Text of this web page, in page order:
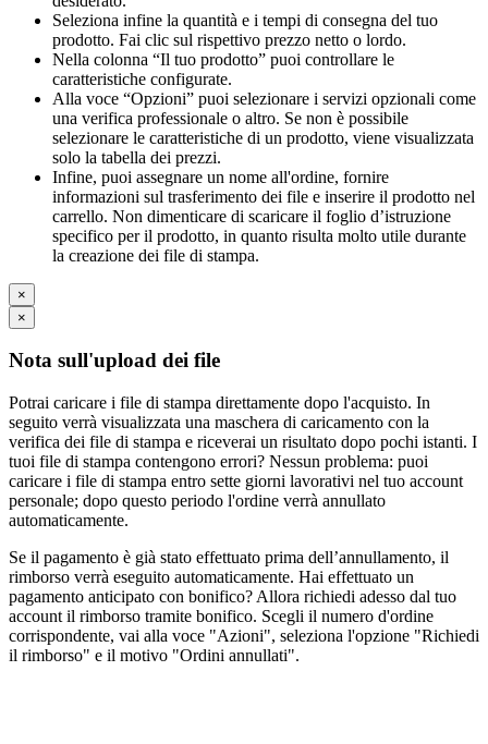
Seleziona infine la quantità e i tempi di consegna del tuo
prodotto. Fai clic sul rispettivo prezzo netto o lordo.
Nella colonna “Il tuo prodotto” puoi controllare le
caratteristiche configurate.
Alla voce “Opzioni” puoi selezionare i servizi opzionali come
una verifica professionale o altro. Se non è possibile
selezionare le caratteristiche di un prodotto, viene visualizzata
solo la tabella dei prezzi.
Infine, puoi assegnare un nome all'ordine, fornire
informazioni sul trasferimento dei file e inserire il prodotto nel
carrello. Non dimenticare di scaricare il foglio d’istruzione
specifico per il prodotto, in quanto risulta molto utile durante
la creazione dei file di stampa.
×
×
Nota sull'upload dei file
Potrai caricare i file di stampa direttamente dopo l'acquisto. In
seguito verrà visualizzata una maschera di caricamento con la
verifica dei file di stampa e riceverai un risultato dopo pochi istanti. I
tuoi file di stampa contengono errori? Nessun problema: puoi
caricare i file di stampa entro sette giorni lavorativi nel tuo account
personale; dopo questo periodo l'ordine verrà annullato
automaticamente.
Se il pagamento è già stato effettuato prima dell’annullamento, il
rimborso verrà eseguito automaticamente. Hai effettuato un
pagamento anticipato con bonifico? Allora richiedi adesso dal tuo
account il rimborso tramite bonifico. Scegli il numero d'ordine
corrispondente, vai alla voce "Azioni", seleziona l'opzione "Richiedi
il rimborso" e il motivo "Ordini annullati".